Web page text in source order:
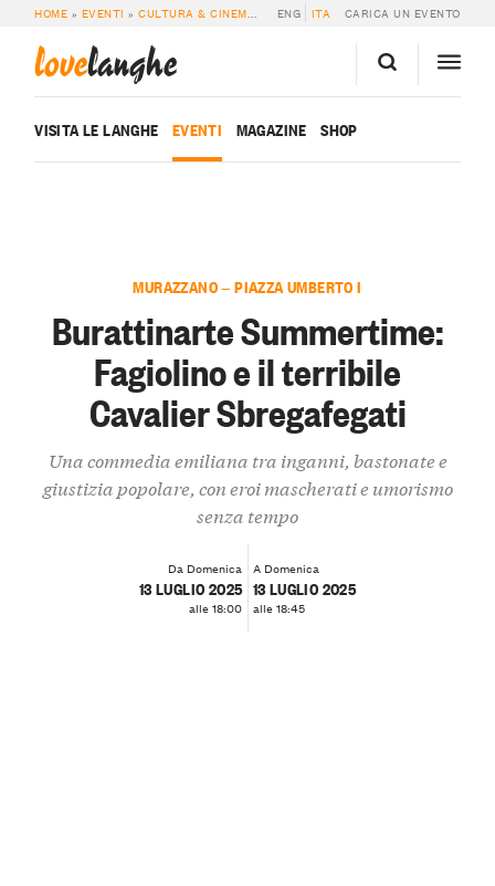
HOME » EVENTI »CULTURA & CINEMA » BURATTINARTE SUMMERTIME:
ENG ITA CARICA UN EVENTO
lovelanghe
VISITA LE LANGHE EVENTI MAGAZINE SHOP
MURAZZANO — PIAZZA UMBERTO I
Burattinarte Summertime:
Fagiolino e il terribile
Cavalier Sbregafegati
Una commedia emiliana tra inganni, bastonate e
giustizia popolare, con eroi mascherati e umorismo
senza tempo
Da Domenica
13 LUGLIO 2025
alle 18:00
A Domenica
13 LUGLIO 2025
alle 18:45